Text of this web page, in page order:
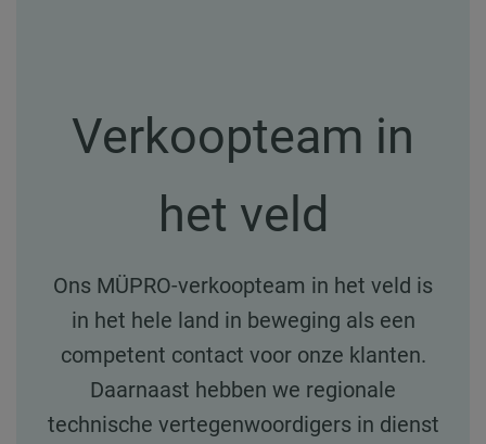
Verkoopteam in
het veld
Ons MÜPRO-verkoopteam in het veld is
in het hele land in beweging als een
competent contact voor onze klanten.
Daarnaast hebben we regionale
technische vertegenwoordigers in dienst